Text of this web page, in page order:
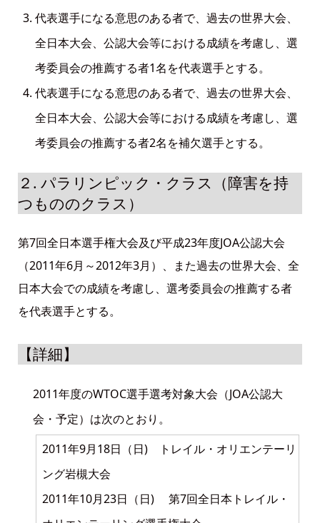
代表選手になる意思のある者で、過去の世界大会、
全日本大会、公認大会等における成績を考慮し、選
考委員会の推薦する者1名を代表選手とする。
代表選手になる意思のある者で、過去の世界大会、
全日本大会、公認大会等における成績を考慮し、選
考委員会の推薦する者2名を補欠選手とする。
２. パラリンピック・クラス（障害を持
つもののクラス）
第7回全日本選手権大会及び平成23年度JOA公認大会
（2011年6月～2012年3月）、また過去の世界大会、全
日本大会での成績を考慮し、選考委員会の推薦する者
を代表選手とする。
【詳細】
2011年度のWTOC選手選考対象大会（JOA公認大
会・予定）は次のとおり。
2011年9月18日（日) トレイル・オリエンテーリ
ング岩槻大会
2011年10月23日（日) 第7回全日本トレイル・